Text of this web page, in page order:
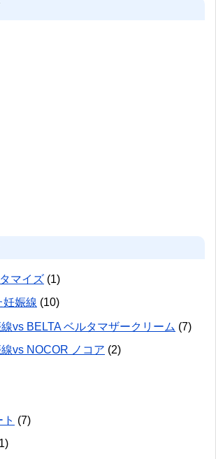
マイズ (1)
妊娠線 (10)
vs BELTA ベルタマザークリーム (7)
vs NOCOR ノコア (2)
(7)